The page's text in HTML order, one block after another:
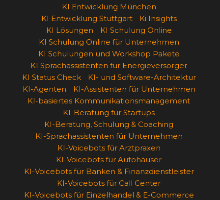
KI Entwicklung München
KI Entwicklung Stuttgart
Ki Insights
KI Lösungen
KI Schulung Online
KI Schulung Online für Unternehmen
KI Schulungen und Workshop Pakete
KI Sprachassistenten für Energieversorger
KI Status Check
KI- und Software-Architektur
KI-Agenten
KI-Assistenten für Unternehmen
KI-basiertes Kommunikationsmanagement
KI-Beratung für Startups
KI-Beratung, Schulung & Coaching
KI-Sprachassistenten für Unternehmen
KI-Voicebots für Arztpraxen
KI-Voicebots für Autohäuser
KI-Voicebots für Banken & Finanzdienstleister
KI-Voicebots für Call Center
KI-Voicebots für Einzelhandel & E-Commerce